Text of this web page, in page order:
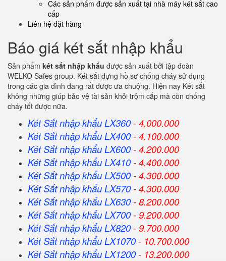
Các sản phẩm được sản xuất tại nhà máy két sắt cao
cấp
Liên hệ đặt hàng
Báo giá két sắt nhập khẩu
Sản phẩm két sắt nhập khẩu được sản xuất bởi tập đoàn
WELKO Safes group. Két sắt đựng hồ sơ chống cháy sử dụng
trong các gia đình đang rất được ưa chuộng. Hiện nay Két sắt
không những giúp bảo vệ tài sản khỏi trộm cắp mà còn chống
cháy tốt được nữa.
Két Sắt nhập khẩu LX360- 4.000.000
Két Sắtnhập khẩuLX400- 4.100.000
Két Sắtnhập khẩuLX600- 4.200.000
Két Sắtnhập khẩuLX410- 4.400.000
Két Sắtnhập khẩuLX500- 4.300.000
Két Sắtnhập khẩuLX570- 4.300.000
Két Sắtnhập khẩuLX630- 8.200.000
Két Sắtnhập khẩuLX700- 9.200.000
Két Sắtnhập khẩuLX820- 9.700.000
Két Sắtnhập khẩuLX1070- 10.700.000
Két Sắtnhập khẩuLX1200- 13.200.000